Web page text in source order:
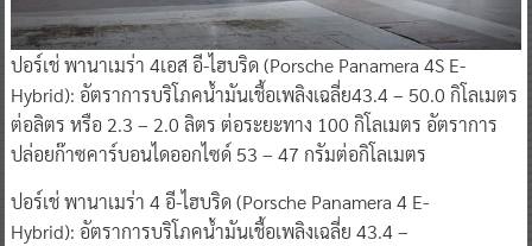
ปอร์เช่ พานาเมร่า 4เอส อี-ไฮบริด (Porsche Panamera 4S E-
Hybrid): อัตราการบริโภคน้ำมันเชื้อเพลิงเฉลี่ย43.4 – 50.0 กิโลเมตร
ต่อลิตร หรือ 2.3 – 2.0 ลิตร ต่อระยะทาง 100 กิโลเมตร อัตราการ
ปล่อยก๊าซคาร์บอนไดออกไซด์ 53 – 47 กรัมต่อกิโลเมตร
ปอร์เช่ พานาเมร่า 4 อี-ไฮบริด (Porsche Panamera 4 E-
Hybrid): อัตราการบริโภคน้ำมันเชื้อเพลิงเฉลี่ย 43.4 –